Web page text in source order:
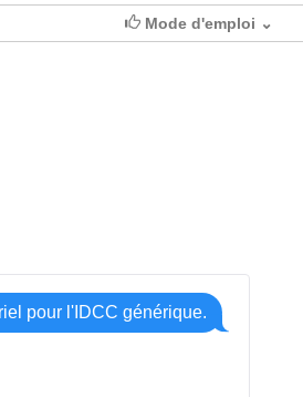
Mode d'emploi ⌄
pour l'IDCC générique.